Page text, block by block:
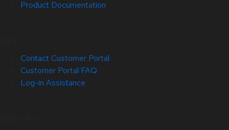
Product Documentation
Contact Customer Portal
Customer Portal FAQ
Log-in Assistance